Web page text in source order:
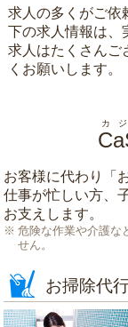
求人の多くがご依
下の求人情報は、
求人はたくさんご
くお願いします。
カ
お客様に代わり「
仕事が忙しい方、
お支えします。
危険な作業や介護な
せん。
お掃除代